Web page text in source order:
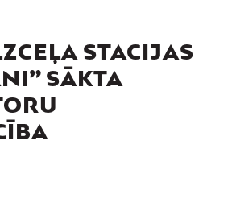
STACIJAS
SĀKTA